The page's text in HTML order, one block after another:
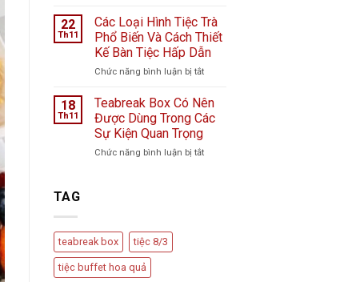
Câu
chuyện
từ
Cầu
Vồng
hoa
L
Perfume
Bày
Trí
Bàn
Tiệc
Tiếp
Khách
Tiệc
Vu
Quy,
22
Th11
Các Loại Hình Tiệc Trà
Phổ Biến Và Cách Thiết
Kế Bàn Tiệc Hấp Dẫn
Chức năng bình luận bị tắtở
Loại
Hình
Tiệc
Trà
Phổ
18
Th11
Teabreak Box Có Nên
Được Dùng Trong Các
Sự Kiện Quan Trọng
Chức năng bình luận bị tắtở
TAG
teabreak box tiệc 8/3
tiệc buffet hoa quả